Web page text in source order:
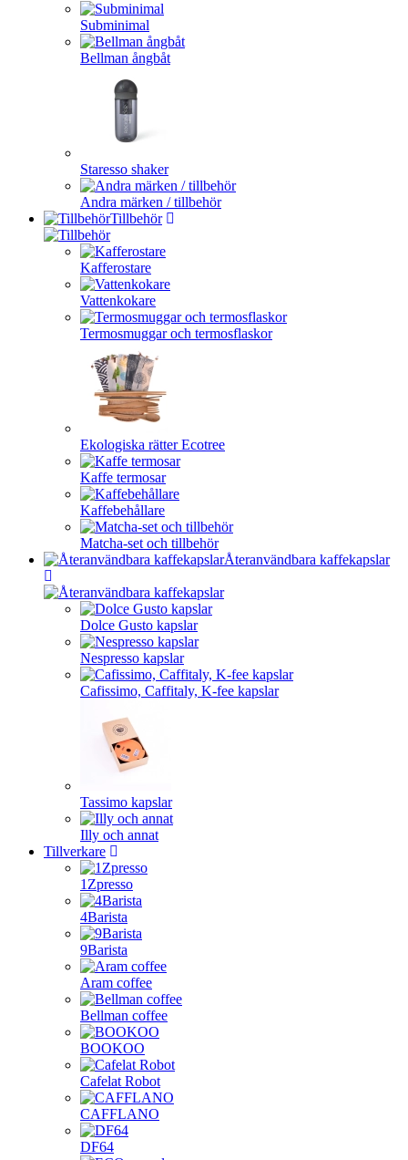
Subminimal
Bellman ångbåt
Staresso shaker
Andra märken / tillbehör
Tillbehör
Kafferostare
Vattenkokare
Termosmuggar och termosflaskor
Ekologiska rätter Ecotree
Kaffe termosar
Kaffebehållare
Matcha-set och tillbehör
Återanvändbara kaffekapslar
Dolce Gusto kapslar
Nespresso kapslar
Cafissimo, Caffitaly, K-fee kapslar
Tassimo kapslar
Illy och annat
Tillverkare
1Zpresso
4Barista
9Barista
Aram coffee
Bellman coffee
BOOKOO
Cafelat Robot
CAFFLANO
DF64